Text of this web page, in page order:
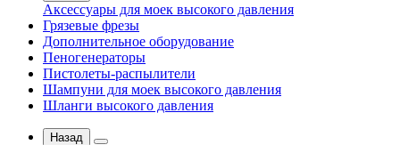
Аксессуары для моек высокого давления
Грязевые фрезы
Дополнительное оборудование
Пеногенераторы
Пистолеты-распылители
Шампуни для моек высокого давления
Шланги высокого давления
Назад